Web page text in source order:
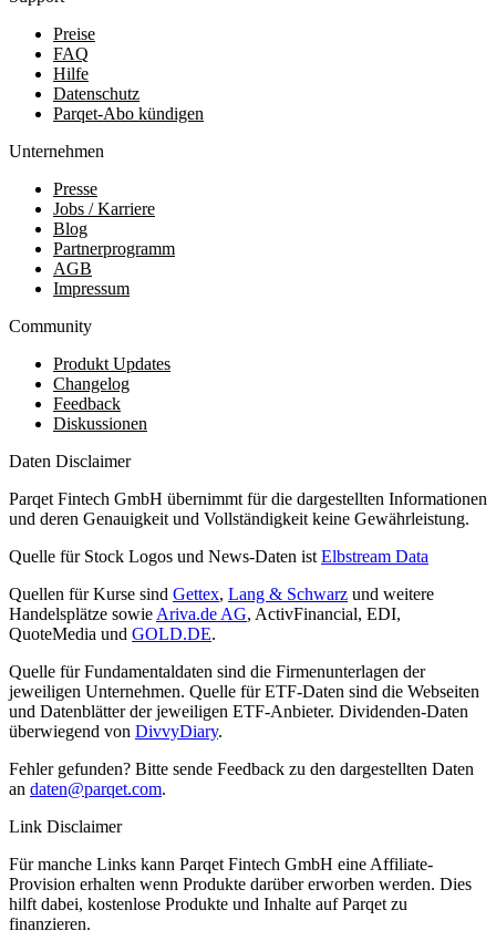
Preise
FAQ
Hilfe
Datenschutz
Parqet-Abo kündigen
Unternehmen
Presse
Jobs / Karriere
Blog
Partnerprogramm
AGB
Impressum
Community
Produkt Updates
Changelog
Feedback
Diskussionen
Daten Disclaimer
Parqet Fintech GmbH übernimmt für die dargestellten Informationen
und deren Genauigkeit und Vollständigkeit keine Gewährleistung.
Quelle für Stock Logos und News-Daten ist Elbstream Data
Quellen für Kurse sind Gettex, Lang & Schwarz und weitere
Handelsplätze sowie Ariva.de AG, ActivFinancial, EDI,
QuoteMedia und GOLD.DE.
Quelle für Fundamentaldaten sind die Firmenunterlagen der
jeweiligen Unternehmen. Quelle für ETF-Daten sind die Webseiten
und Datenblätter der jeweiligen ETF-Anbieter. Dividenden-Daten
überwiegend von DivvyDiary.
Fehler gefunden? Bitte sende Feedback zu den dargestellten Daten
an daten@parqet.com.
Link Disclaimer
Für manche Links kann Parqet Fintech GmbH eine Affiliate-
Provision erhalten wenn Produkte darüber erworben werden. Dies
hilft dabei, kostenlose Produkte und Inhalte auf Parqet zu
finanzieren.